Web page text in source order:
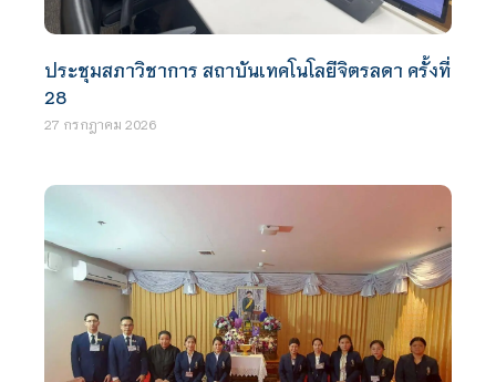
ประชุมสภาวิชาการ สถาบันเทคโนโลยีจิตรลดา ครั้งที่
28
27 กรกฎาคม 2026